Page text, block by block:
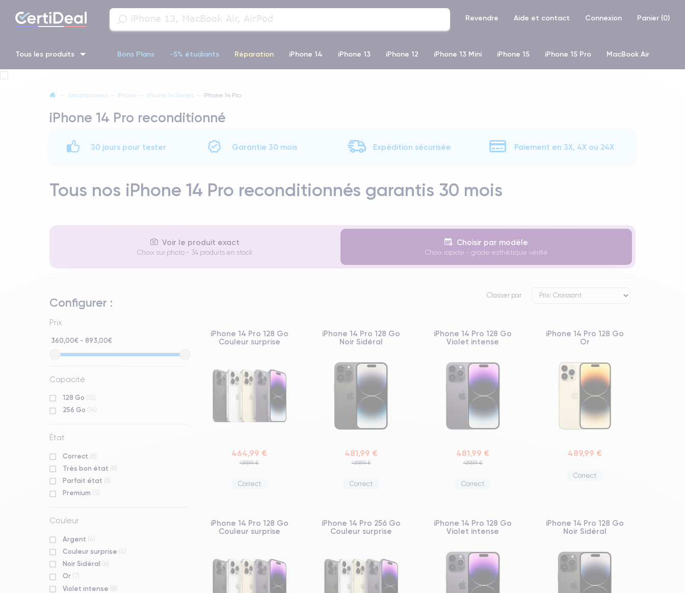
Revendre Aide et contact Connexion Panier (0)
Tous les produits Bons Plans -5% étudiants Réparation iPhone 14 iPhone 13 iPhone 12 iPhone 13 Mini iPhone 15 iPhone 15 Pro MacBook Air
iPhone 11 Pro iPhone 14 pro
— Smartphones — iPhone — iPhone 14 Series — iPhone 14 Pro
iPhone 14 Pro reconditionné
30 jours pour tester Garantie 30 mois Expédition sécurisée Paiement en 3X, 4X ou 24X
Tous nos iPhone 14 Pro reconditionnés garantis 30 mois
Voir le produit exact
Choix sur photo - 34 produits en stock
Choisir par modèle
Choix rapide - grade esthétique vérifié
Configurer :
Prix
360,00€ - 893,00€
Capacité
128 Go (15)
256 Go (14)
État
Correct (8)
Très bon état (8)
Parfait état (8)
Premium (5)
Couleur
Argent (4)
Couleur surprise (4)
Noir Sidéral (6)
Or (7)
Violet intense (8)
Classer par
iPhone 14 Pro 128 Go
Couleur surprise
464,99 €
489,99 €
Correct
iPhone 14 Pro 128 Go
Noir Sidéral
481,99 €
489,99 €
Correct
iPhone 14 Pro 128 Go
Violet intense
481,99 €
489,99 €
Correct
iPhone 14 Pro 128 Go
Or
489,99 €
Correct
iPhone 14 Pro 128 Go
Couleur surprise
iPhone 14 Pro 256 Go
Couleur surprise
iPhone 14 Pro 128 Go
Violet intense
iPhone 14 Pro 128 Go
Noir Sidéral